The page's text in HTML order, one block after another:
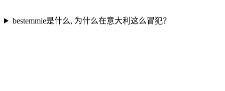
bestemmie是什么, 为什么在意大利这么冒犯？